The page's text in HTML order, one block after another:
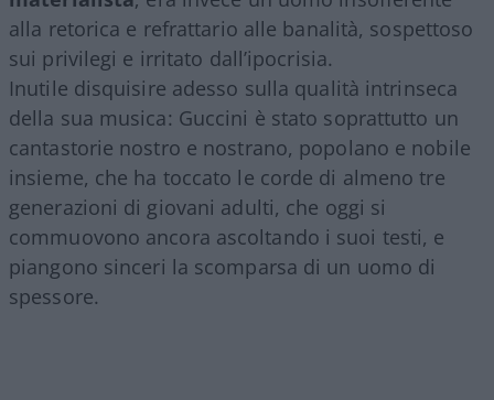
alla retorica e refrattario alle banalità, sospettoso
sui privilegi e irritato dall’ipocrisia.
Inutile disquisire adesso sulla qualità intrinseca
della sua musica: Guccini è stato soprattutto un
cantastorie nostro e nostrano, popolano e nobile
insieme, che ha toccato le corde di almeno tre
generazioni di giovani adulti, che oggi si
commuovono ancora ascoltando i suoi testi, e
piangono sinceri la scomparsa di un uomo di
spessore.